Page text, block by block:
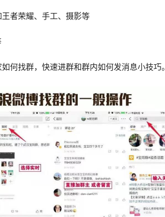
者荣耀、手工、摄影等
何找群，快速进群和群内如何发消息小技巧。